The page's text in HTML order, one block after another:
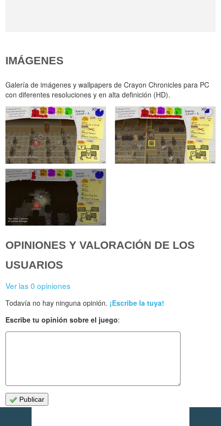
IMÁGENES
Galería de imágenes y wallpapers de Crayon Chronicles para PC
con diferentes resoluciones y en alta definición (HD).
OPINIONES Y VALORACIÓN DE LOS
USUARIOS
Ver las 0 opiniones
Todavía no hay ninguna opinión. ¡Escribe la tuya!
Escribe tu opinión sobre el juego:
Publicar